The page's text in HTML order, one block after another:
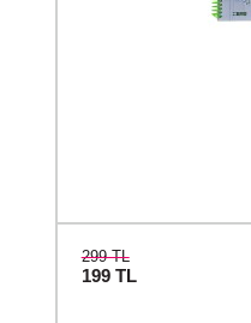
299 TL
199 TL